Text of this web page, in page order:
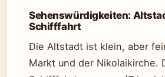
Sehenswürdigkeiten:
Schifffahrt
Die Altstadt ist klein, aber
Markt und der Nikolaikirche.